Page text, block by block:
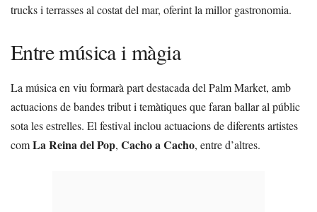
trucks i terrasses al costat del mar, oferint la millor gastronomia.
Entre música i màgia
La música en viu formarà part destacada del Palm Market, amb
actuacions de bandes tribut i temàtiques que faran ballar al públic
sota les estrelles. El festival inclou actuacions de diferents artistes
comLa Reina del Pop, Cacho a Cacho, entre d’altres.